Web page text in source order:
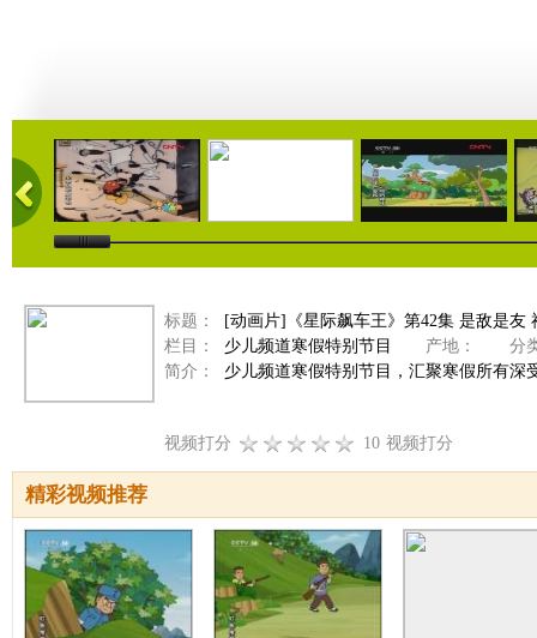
06:52 10:43 09:37
标题：
[动画片]《星际飙车王》第42集 是敌是友
栏目：
少儿频道寒假特别节目 产地：
分
简介：
少儿频道寒假特别节目，汇聚寒假所有深
视频打分 10 视频打分
精彩视频推荐